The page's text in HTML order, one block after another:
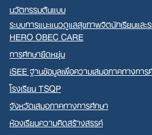
นวัตกรรมต้นแบบ
ระบบการแนะแนวดูแลสุขภาพจิตนักเรียนและ
HERO OBEC CARE
การศึกษายืดหยุ่น
iSEE ฐานข้อมูลเพื่อความเสมอภาคทางการ
โรงเรียน TSQP
จังหวัดเสมอภาคทางการศึกษา
ห้องเรียนความคิดสร้างสรรค์